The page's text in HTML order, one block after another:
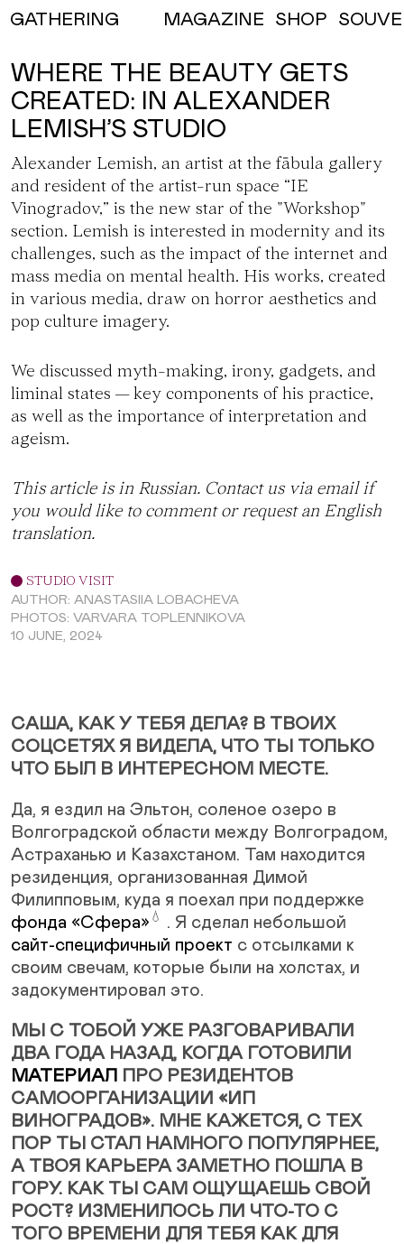
GATHERING MAGAZINE SHOP
WHERE THE BEAUTY GETS
CREATED: IN ALEXANDER
LEMISH’S STUDIO
STUDIO VISIT
AUTHOR: ANASTASIIA LOBACHEVA
PHOTOS: VARVARA TOPLENNIKOVA
10 JUNE, 2024
Alexander Lemish, an artist at the fābula gallery
and resident of the artist-run space “IE
Vinogradov,” is the new star of the "Workshop"
section. Lemish is interested in modernity and its
challenges, such as the impact of the internet and
mass media on mental health. His works, created
in various media, draw on horror aesthetics and
pop culture imagery.
We discussed myth-making, irony, gadgets, and
liminal states — key components of his practice,
as well as the importance of interpretation and
ageism.
This article is in Russian. Contact us via emailif
you would like to comment or request an English
translation.
САША, КАК У ТЕБЯ ДЕЛА? В ТВОИХ
СОЦСЕТЯХ Я ВИДЕЛА, ЧТО ТЫ ТОЛЬКО
ЧТО БЫЛ В ИНТЕРЕСНОМ МЕСТЕ.
Да, я ездил на Эльтон, соленое озеро в
Волгоградской области между Волгоградом,
Астраханью и Казахстаном. Там находится
резиденция, организованная Димой
Филипповым, куда я поехал при поддержке
фонда «Сфера» 💧
. Я сделал небольшой
сайт-специфичный проект с отсылками к
своим свечам, которые были на холстах, и
задокументировал это.
МЫ С ТОБОЙ УЖЕ РАЗГОВАРИВАЛИ
ДВА ГОДА НАЗАД, КОГДА ГОТОВИЛИ
МАТЕРИАЛ ПРО РЕЗИДЕНТОВ
САМООРГАНИЗАЦИИ «ИП
ВИНОГРАДОВ». МНЕ КАЖЕТСЯ, С ТЕХ
ПОР ТЫ СТАЛ НАМНОГО ПОПУЛЯРНЕЕ,
А ТВОЯ КАРЬЕРА ЗАМЕТНО ПОШЛА В
ГОРУ. КАК ТЫ САМ ОЩУЩАЕШЬ СВОЙ
РОСТ? ИЗМЕНИЛОСЬ ЛИ ЧТО-ТО С
ТОГО ВРЕМЕНИ ДЛЯ ТЕБЯ КАК ДЛЯ